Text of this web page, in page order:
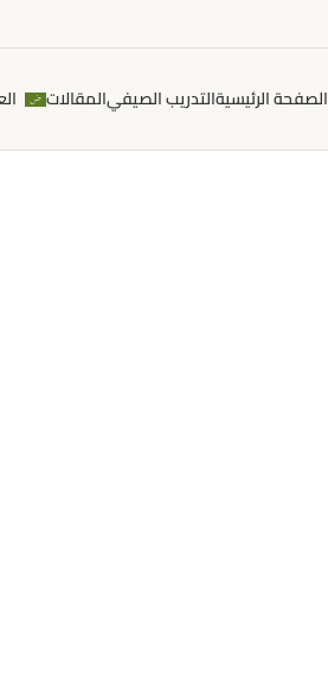
الصفحة الرئيسيةالتدريب الصيفيالمقالات